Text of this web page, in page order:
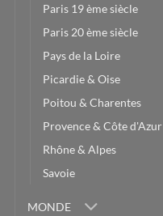
Paris 19 ème siècle
Paris 20 ème siècle
Pays de la Loire
Picardie & Oise
Poitou & Charentes
Provence & Côte d'Azur
Rhône & Alpes
Savoie
MONDE